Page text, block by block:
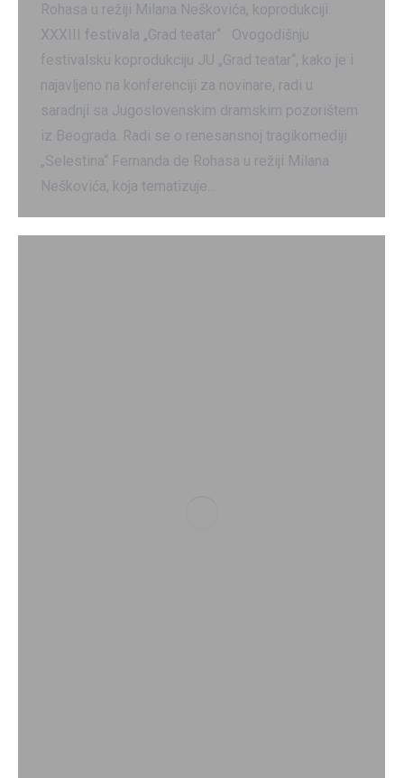
Rohasa u režiji Milana Neškovića, koprodukciji
XXXIII festivala „Grad teatar“ Ovogodišnju
festivalsku koprodukciju JU „Grad teatar“, kako je i
najavljeno na konferenciji za novinare, radi u
saradnji sa Jugoslovenskim dramskim pozorištem
iz Beograda. Radi se o renesansnoj tragikomediji
„Selestina“ Fernanda de Rohasa u režiji Milana
Neškovića, koja tematizuje…